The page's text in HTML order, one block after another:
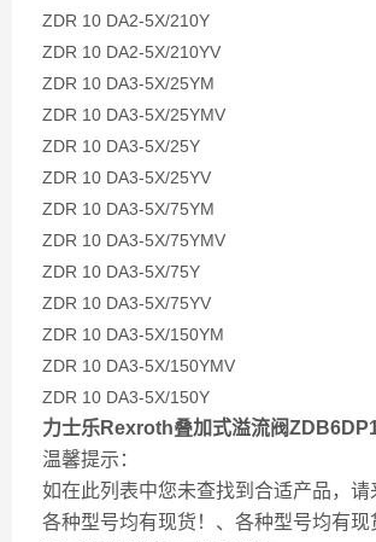
ZDR 10 DA2-5X/210Y
ZDR 10 DA2-5X/210YV
ZDR 10 DA3-5X/25YM
ZDR 10 DA3-5X/25YMV
ZDR 10 DA3-5X/25Y
ZDR 10 DA3-5X/25YV
ZDR 10 DA3-5X/75YM
ZDR 10 DA3-5X/75YMV
ZDR 10 DA3-5X/75Y
ZDR 10 DA3-5X/75YV
ZDR 10 DA3-5X/150YM
ZDR 10 DA3-5X/150YMV
ZDR 10 DA3-5X/150Y
力士乐Rexroth叠加式溢流阀
温馨提示：
如在此列表中您未查找到合适产品，请
各种型号均有现货！、各种型号均有现